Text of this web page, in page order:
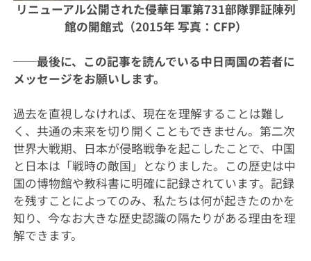
リニューアル公開された侵華日軍第731部隊罪証陳列
館の開館式（2015年 写真：CFP）
──最後に、この記事を読んでいる中日両国の若者に
メッセージをお願いします。
過去を直視しなければ、現在を理解することは難し
く、共通の未来を切り開くこともできません。第二次
世界大戦期、日本が侵略戦争を起こしたことで、中国
と日本は「戦時の敵国」となりました。この歴史は中
国の博物館や教科書に明確に記録されています。記録
を残すことによってのみ、私たちは何が起きたのかを
知り、今なお大きな歴史認識の隔たりがある理由を理
解できます。